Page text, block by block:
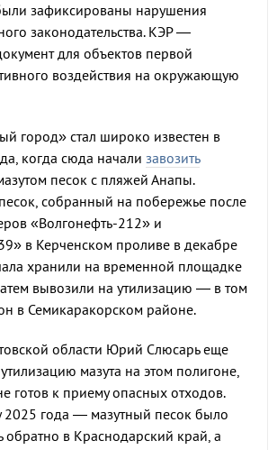
зафиксированы нарушения
законодательства. КЭР —
для объектов первой
воздействия на окружающую
город» стал широко известен в
когда сюда начали завозить
песок с пляжей Анапы.
собранный на побережье после
«Волгонефть-212» и
в Керченском проливе в декабре
хранили на временной площадке
вывозили на утилизацию — в том
в Семикаракорском районе.
области Юрий Слюсарь еще
мазута на этом полигоне,
готов к приему опасных отходов.
года — мазутный песок было
обратно в Краснодарский край, а